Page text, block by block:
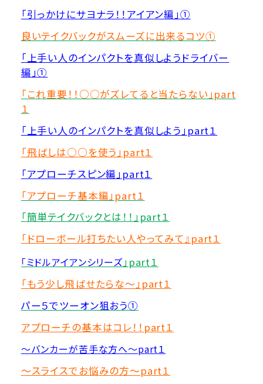
「引っかけにサヨナラ！！アイアン編」①
良いテイクバックがスムーズに出来るコツ①
「上手い人のインパクトを真似しようドライバー
編」①
「これ重要！！○○がズレてると当たらない」part
１
「上手い人のインパクトを真似しよう」part１
「飛ばしは○○を使う」part１
「アプローチスピン編」part１
「アプローチ基本編」part１
「簡単テイクバックとは！！」part１
「ドローボール打ちたい人やってみて』part１
「ミドルアイアンシリーズ」part１
「もう少し飛ばせたらな～」part１
パー５でツーオン狙おう①
アプローチの基本はコレ！！part１
～バンカーが苦手な方へ～part１
～スライスでお悩みの方～part１